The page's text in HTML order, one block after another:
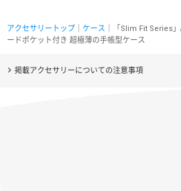
アクセサリートップ ケース ｜「Slim Fit Series
ードポケット付き 超極薄の手帳型ケース
掲載アクセサリーについての注意事項